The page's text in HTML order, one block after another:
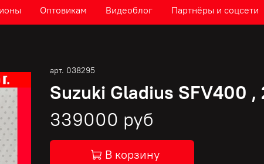
Оптовикам Видеоблог Партнёры и соцсети
арт. 038295
Suzuki Gladius SFV400 ,
339000 руб
В корзину